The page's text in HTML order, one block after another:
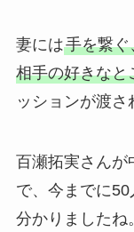
妻には手を繋ぐ
相手の好きなと
ッションが渡さ
百瀬拓実さんが
で、今までに
分かりましたね。